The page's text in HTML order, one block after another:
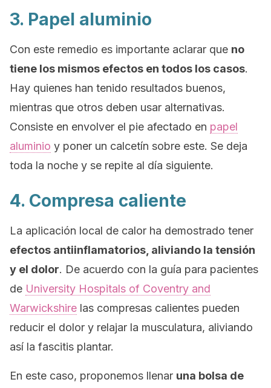
3. Papel aluminio
Con este remedio es importante aclarar que no
tiene los mismos efectos en todos los casos.
Hay quienes han tenido resultados buenos,
mientras que otros deben usar alternativas.
Consiste en envolver el pie afectado en papel
aluminio y poner un calcetín sobre este. Se deja
toda la noche y se repite al día siguiente.
4. Compresa caliente
La aplicación local de calor ha demostrado tener
efectos antiinflamatorios, aliviando la tensión
y el dolor. De acuerdo con la guía para pacientes
de University Hospitals of Coventry and
Warwickshire las compresas calientes pueden
reducir el dolor y relajar la musculatura, aliviando
así la fascitis plantar.
En este caso, proponemos llenar una bolsa de